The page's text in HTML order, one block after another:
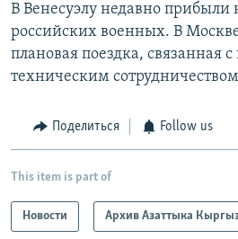
В Венесуэлу недавно прибыли
российских военных. В
плановая поездка, связанная
техническим
Поделиться Follow us
This item is part of
Новости Архив Азаттыка